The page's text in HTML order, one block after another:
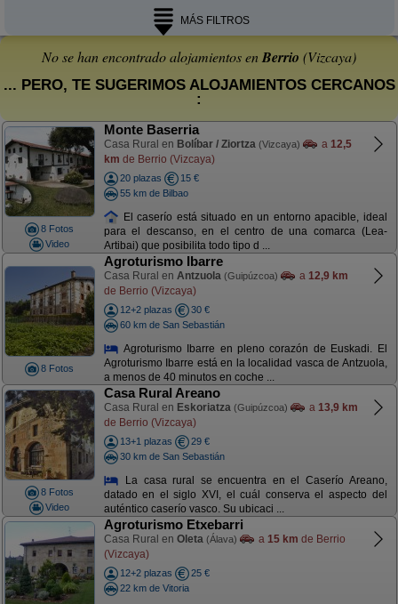
MÁS FILTROS
No se han encontrado alojamientos enBerrio (Vizcaya)
... PERO, TE SUGERIMOS ALOJAMIENTOS CERCANOS
:
8 Fotos
Video
Monte Baserria
Casa Rural en Bolíbar / Ziortza (Vizcaya) a 12,5
km de Berrio (Vizcaya)
20 plazas
15 €
55 km de Bilbao
El caserío está situado en un entorno apacible, ideal
para el descanso, en el centro de una comarca (Lea-
Artibai) que posibilita todo tipo d ...
8 Fotos
Agroturismo Ibarre
Casa Rural en Antzuola (Guipúzcoa) a 12,9 km
de Berrio (Vizcaya)
12+2 plazas
30 €
60 km de San Sebastián
Agroturismo Ibarre en pleno corazón de Euskadi. El
Agroturismo Ibarre está en la localidad vasca de Antzuola,
a menos de 40 minutos en coche ...
8 Fotos
Video
Casa Rural Areano
Casa Rural en Eskoriatza (Guipúzcoa) a 13,9 km
de Berrio (Vizcaya)
13+1 plazas
29 €
30 km de San Sebastián
La casa rural se encuentra en el Caserío Areano,
datado en el siglo XVI, el cuál conserva el aspecto del
auténtico caserío vasco. Su ubicaci ...
Agroturismo Etxebarri
Casa Rural en Oleta (Álava) a 15 km de Berrio
(Vizcaya)
12+2 plazas
25 €
22 km de Vitoria